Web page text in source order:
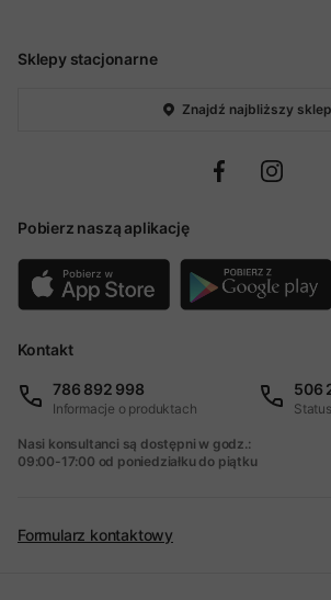
Sklepy stacjonarne
Znajdź najbliższy sklep
Pobierz naszą aplikację
Kontakt
786 892 998
Informacje o produktach
506
Nasi konsultanci są dostępni w godz.:
09:00-17:00 od poniedziałku do piątku
Formularz kontaktowy